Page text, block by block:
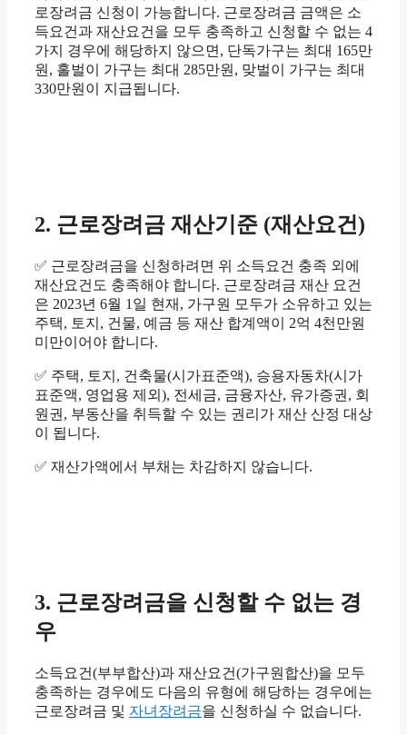
로장려금 신청이 가능합니다. 근로장려금 금액은 소
득요건과 재산요건을 모두 충족하고 신청할 수 없는 4
가지 경우에 해당하지 않으면, 단독가구는 최대 165만
원, 홀벌이 가구는 최대 285만원, 맞벌이 가구는 최대
330만원이 지급됩니다.
2. 근로장려금 재산기준 (재산요건)
✅ 근로장려금을 신청하려면 위 소득요건 충족 외에
재산요건도 충족해야 합니다. 근로장려금 재산 요건
은 2023년 6월 1일 현재, 가구원 모두가 소유하고 있는
주택, 토지, 건물, 예금 등 재산 합계액이 2억 4천만원
미만이어야 합니다.
✅ 주택, 토지, 건축물(시가표준액), 승용자동차(시가
표준액, 영업용 제외), 전세금, 금융자산, 유가증권, 회
원권, 부동산을 취득할 수 있는 권리가 재산 산정 대상
이 됩니다.
✅ 재산가액에서 부채는 차감하지 않습니다.
3. 근로장려금을 신청할 수 없는 경
우
소득요건(부부합산)과 재산요건(가구원합산)을 모두
충족하는 경우에도 다음의 유형에 해당하는 경우에는
근로장려금 및 자녀장려금을 신청하실 수 없습니다.